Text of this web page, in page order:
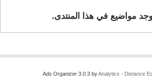
مواضيع في هذا المنتدى.
Ads Organizer 3.0.3 byAnalytics -Distance